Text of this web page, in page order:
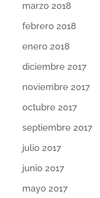
marzo 2018
febrero 2018
enero 2018
diciembre 2017
noviembre 2017
octubre 2017
septiembre 2017
julio 2017
junio 2017
mayo 2017